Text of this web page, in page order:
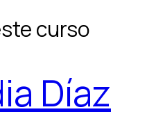
curso
Díaz